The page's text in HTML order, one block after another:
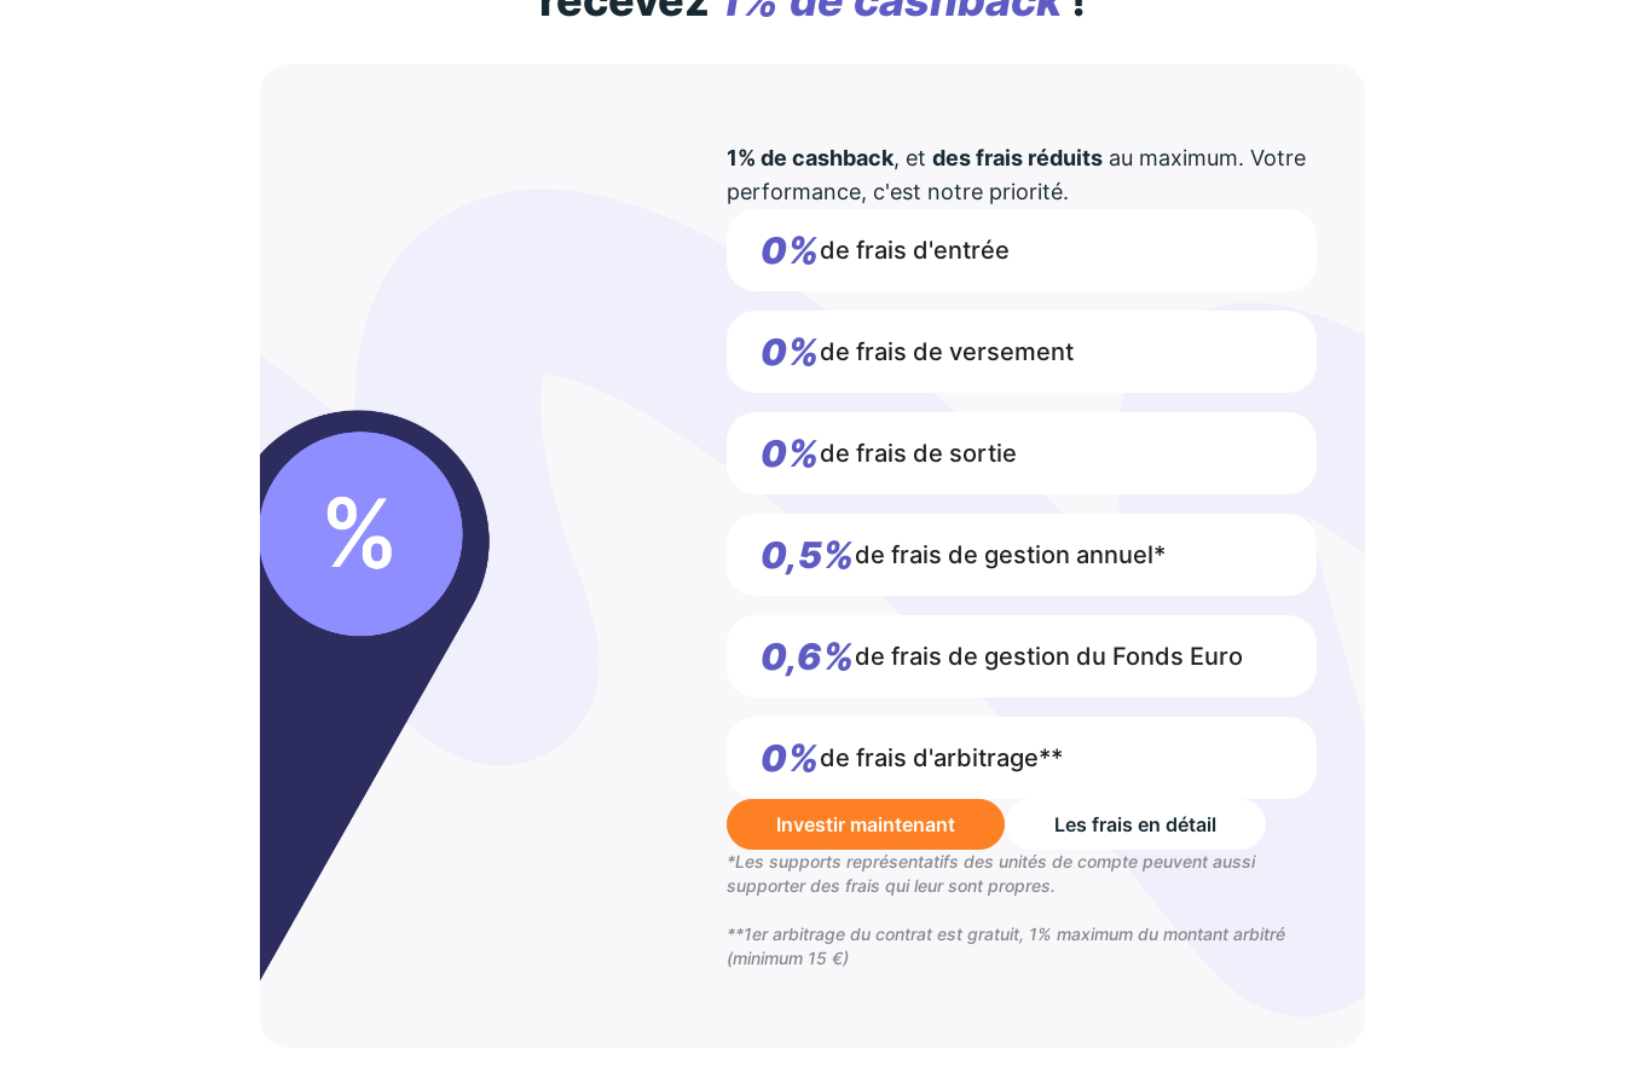
1% de cashback, et des frais réduitsau maximum. Votre
performance, c'est notre priorité.
0%de frais d'entrée
0%de frais de versement
0%de frais de sortie
0,5%de frais de gestion annuel*
0,6%de frais de gestion du Fonds Euro
0%de frais d'arbitrage**
Investir maintenant Les frais en détail
*Les supports représentatifs des unités de compte peuvent aussi
supporter des frais qui leur sont propres.
**1er arbitrage du contrat est gratuit, 1% maximum du montant arbitré
(minimum 15 €)